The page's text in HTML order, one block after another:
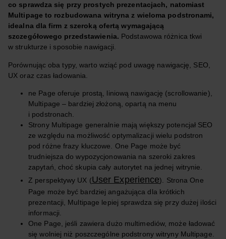
co sprawdza się przy prostych prezentacjach, natomiast
Multipage to rozbudowana witryna z wieloma podstronami,
idealna dla firm z szeroką ofertą wymagającą
szczegółowego przedstawienia. Podstawowa różnica tkwi
w strukturze i sposobie nawigacji.
Porównując oba typy, warto wziąć pod uwagę nawigację, SEO,
UX oraz czas ładowania.
ne Page oferuje prostą, liniową nawigację (scrollowanie),
Multipage – bardziej złożoną, opartą na menu
i podstronach.
Strony Multipage generalnie mają większy potencjał SEO
ze względu na możliwość optymalizacji wielu podstron
pod różne frazy kluczowe. One Page może być
trudniejsza do wypozycjonowania na szeroki zakres
zapytań, choć skupia cały autorytet na jednej witrynie.
Z perspektywy UX (User Experience). Strona One
Page może być bardziej angażująca dla krótkich
prezentacji, Multipage lepiej sprawdza się przy dużej ilości
informacji.
One Page, jeśli zawiera dużo multimediów, może ładować
się wolniej niż poszczególne podstrony witryny Multipage.